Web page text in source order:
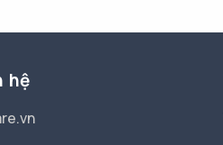
hệ